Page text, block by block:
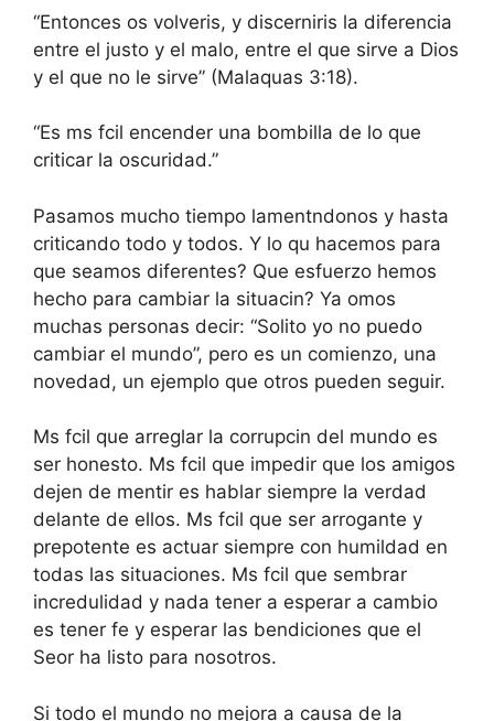
“Entonces os volveris, y discerniris la diferencia
entre el justo y el malo, entre el que sirve a Dios
y el que no le sirve” (Malaquas 3:18).
“Es ms fcil encender una bombilla de lo que
criticar la oscuridad.”
Pasamos mucho tiempo lamentndonos y hasta
criticando todo y todos. Y lo qu hacemos para
que seamos diferentes? Que esfuerzo hemos
hecho para cambiar la situacin? Ya omos
muchas personas decir: “Solito yo no puedo
cambiar el mundo”, pero es un comienzo, una
novedad, un ejemplo que otros pueden seguir.
Ms fcil que arreglar la corrupcin del mundo es
ser honesto. Ms fcil que impedir que los amigos
dejen de mentir es hablar siempre la verdad
delante de ellos. Ms fcil que ser arrogante y
prepotente es actuar siempre con humildad en
todas las situaciones. Ms fcil que sembrar
incredulidad y nada tener a esperar a cambio
es tener fe y esperar las bendiciones que el
Seor ha listo para nosotros.
Si todo el mundo no mejora a causa de la